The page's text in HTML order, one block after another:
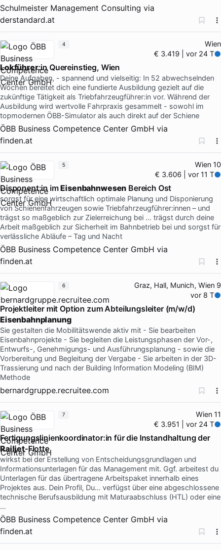
Schulmeister Management Consulting via
derstandard.at
Wien
€ 3.419 | vor 24 T
Lokführer:in Quereinstieg, Wien
Deine Aufgaben, - spannend und vielseitig: In 52 abwechselnden
Wochen bereitet dich eine fundierte Ausbildung gezielt auf die
zukünftige Tätigkeit als Triebfahrzeugführer:in vor. Während der
Ausbildung wird wertvolle Fahrpraxis gesammelt - sowohl im
topmodernen ÖBB-Simulator als auch direkt auf der Schiene
ÖBB Business Competence Center GmbH via
finden.at
4
Wien 10
€ 3.606 | vor 11 T
Disponent:in imEisenbahnwesen Bereich Ost
sorgst für eine wirtschaftlich optimale Planung und Disponierung
von Schienenfahrzeugen sowie Triebfahrzeugführer:innen – und
trägst so maßgeblich zur Zielerreichung bei … trägst durch deine
Arbeit maßgeblich zur Sicherheit im Bahnbetrieb bei und sorgst für
verlässliche Abläufe – Tag und Nacht
ÖBB Business Competence Center GmbH via
finden.at
5
Graz, Hall, Munich, Wien 9
vor 8 T
Projektleiter mit Option zum Abteilungsleiter (m/w/d)
Eisenbahnplanung
Sie gestalten die Mobilitätswende aktiv mit - Sie bearbeiten
Eisenbahnprojekte - Sie begleiten die Leistungsphasen der Vor-,
Entwurfs-, Genehmigungs- und Ausführungsplanung - sowie die
Vorbereitung und Begleitung der Vergabe - Sie arbeiten in der 3D-
Trassierung und nach der Building Information Modeling (BIM)
Methode
bernardgruppe.recruitee.com
6
Wien 11
€ 3.951 | vor 24 T
Fertigungslinienkoordinator:in für die Instandhaltung der
Railjet-Flotte
wirkst bei der Erstellung von Entscheidungsgrundlagen und
Informationsunterlagen für das Management mit. Ggf. arbeitest du
Unterlagen für das übertragene Arbeitspaket innerhalb eines
Projektes aus. Dein Profil, Du... verfügst über eine abgeschlossene
technische Berufsausbildung mit Maturaabschluss (HTL) oder eine
…
ÖBB Business Competence Center GmbH via
finden.at
7